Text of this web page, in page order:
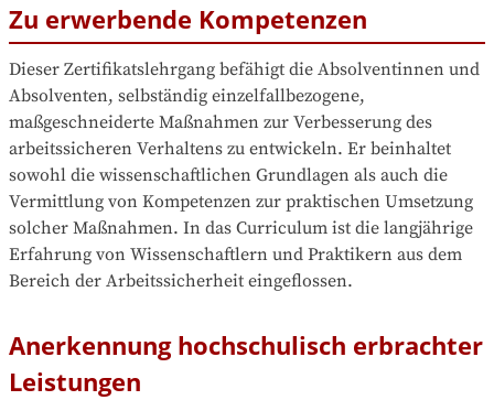
Zu erwerbende Kompetenzen
Dieser Zertifikatslehrgang befähigt die Absolventinnen und
Absolventen, selbständig einzelfallbezogene,
maßgeschneiderte Maßnahmen zur Verbesserung des
arbeitssicheren Verhaltens zu entwickeln. Er beinhaltet
sowohl die wissenschaftlichen Grundlagen als auch die
Vermittlung von Kompetenzen zur praktischen Umsetzung
solcher Maßnahmen. In das Curriculum ist die langjährige
Erfahrung von Wissenschaftlern und Praktikern aus dem
Bereich der Arbeitssicherheit eingeflossen.
Anerkennung hochschulisch erbrachter
Leistungen